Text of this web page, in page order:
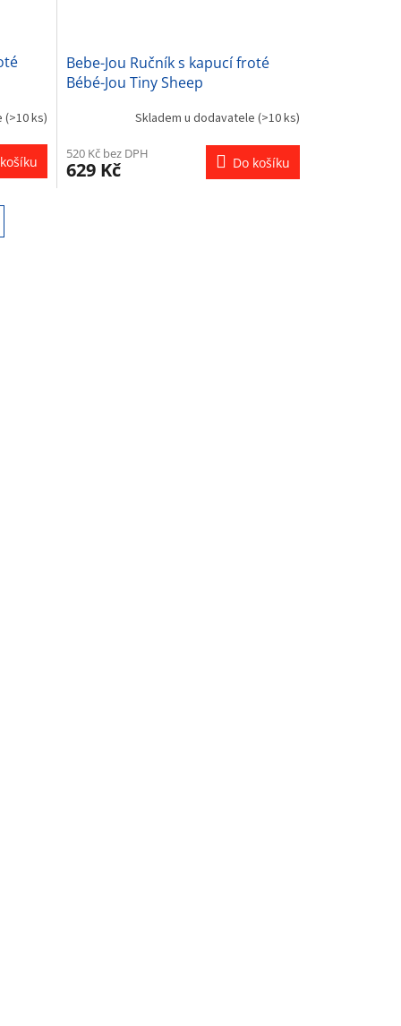
(>10 ks)
Bebe-Jou Ručník s kapucí froté
Bébé-Jou Tiny Sheep
Skladem u dodavatele (>10 ks)
520 Kč bez DPH
629 Kč Do košíku